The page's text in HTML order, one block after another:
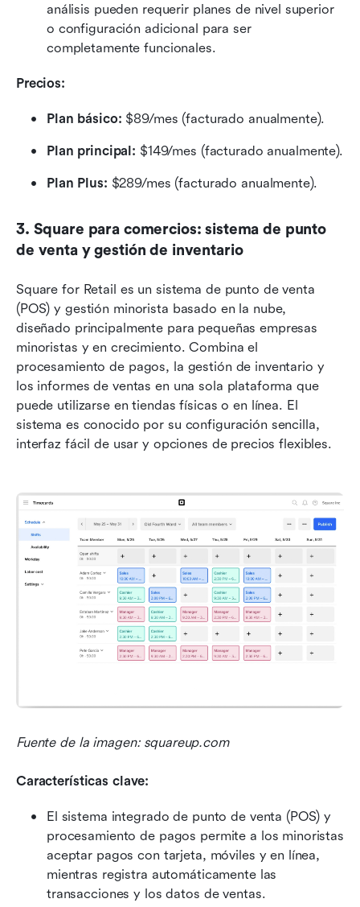
análisis pueden requerir planes de nivel superior
o configuración adicional para ser
completamente funcionales.
Precios:
Plan básico: $89/mes (facturado anualmente).
Plan principal: $149/mes (facturado anualmente).
Plan Plus: $289/mes (facturado anualmente).
3. Square para comercios: sistema de punto
de venta y gestión de inventario
Square for Retail es un sistema de punto de venta
(POS) y gestión minorista basado en la nube,
diseñado principalmente para pequeñas empresas
minoristas y en crecimiento. Combina el
procesamiento de pagos, la gestión de inventario y
los informes de ventas en una sola plataforma que
puede utilizarse en tiendas físicas o en línea. El
sistema es conocido por su configuración sencilla,
interfaz fácil de usar y opciones de precios flexibles.
Fuente de la imagen: squareup.com
Características clave:
El sistema integrado de punto de venta (POS) y
procesamiento de pagos permite a los minoristas
aceptar pagos con tarjeta, móviles y en línea,
mientras registra automáticamente las
transacciones y los datos de ventas.